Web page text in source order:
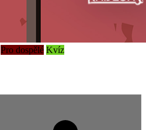
Pro dospělé Kvíz